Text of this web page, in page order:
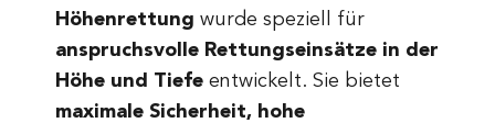
Höhenrettung wurde speziell für
anspruchsvolle Rettungseinsätze in der
Höhe und Tiefe entwickelt. Sie bietet
maximale Sicherheit, hohe